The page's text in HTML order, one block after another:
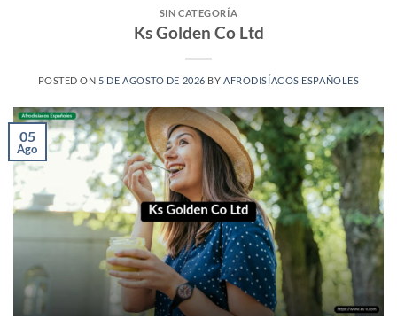
SIN CATEGORÍA
Ks Golden Co Ltd
POSTED ON 5 DE AGOSTO DE 2026 BYAFRODISÍACOS ESPAÑOLES
05
Ago